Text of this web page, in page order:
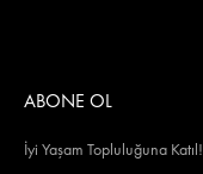
ABONE OL
İyi Yaşam Topluluğuna Katıl!